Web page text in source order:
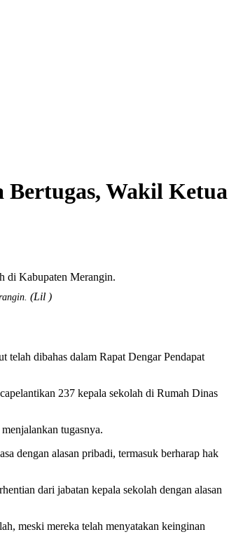
Bertugas, Wakil Ketua
(Lil )
dibahas dalam Rapat Dengar Pendapat
237 kepala sekolah di Rumah Dinas
tugasnya.
dengan alasan pribadi, termasuk berharap hak
dari jabatan kepala sekolah dengan alasan
meski mereka telah menyatakan keinginan